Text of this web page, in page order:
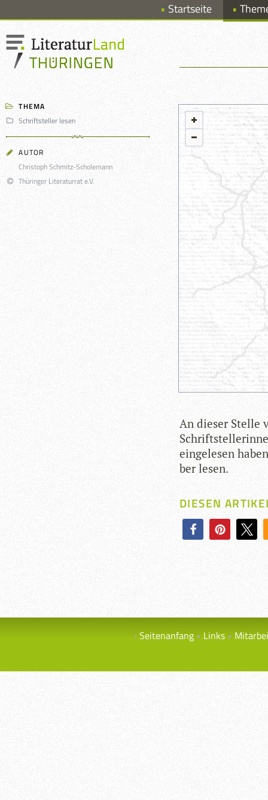
Startseite
THEMA
Schriftsteller lesen
AUTOR
Christoph Schmitz-Scholemann
Thüringer Literaturrat e.V.
An die­ser Stelle
ein­ge­le­sen
ber lesen.
DIESEN
Seitenanfang Links